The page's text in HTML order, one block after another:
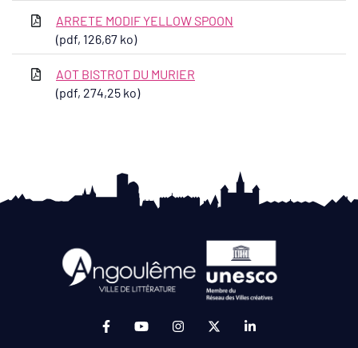
ARRETE MODIF YELLOW SPOON
(pdf, 126,67 ko)
AOT BISTROT DU MURIER
(pdf, 274,25 ko)
Lien vers le compte Facebook (ouverture
Lien vers la chaîne Youtube
Lien vers le compte
Lien vers le compte
Lien vers le